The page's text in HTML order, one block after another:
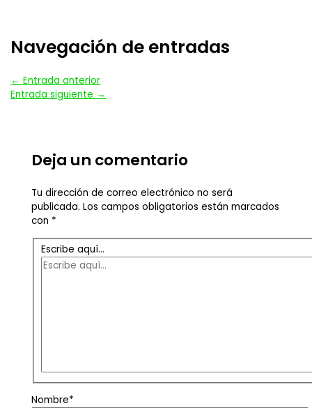
Navegación de entradas
← Entrada anterior
Entrada siguiente →
Deja un comentario
Tu dirección de correo electrónico no será
publicada. Los campos obligatorios están marcados
con *
Escribe aquí...
Nombre*